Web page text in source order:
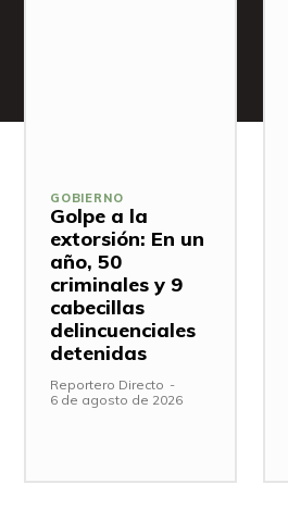
GOBIERNO
Golpe a la
extorsión: En un
año, 50
criminales y 9
cabecillas
delincuenciales
detenidas
Reportero Directo -
6 de agosto de 2026